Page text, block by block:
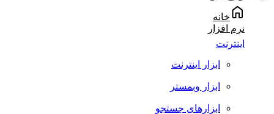
خانه
نرم افزار
اینترنت
ابزار اینترنت
ابزار وبمستر
ابزارهای جستجو